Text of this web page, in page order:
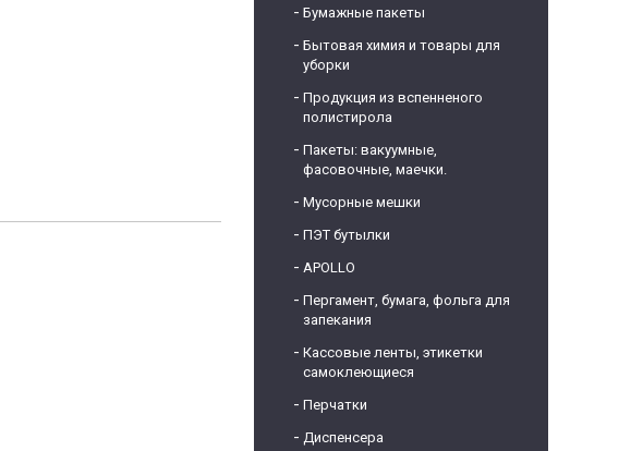
Бумажные пакеты
Бытовая химия и товары для
уборки
Продукция из вспенненого
полистирола
Пакеты: вакуумные,
фасовочные, маечки.
Мусорные мешки
ПЭТ бутылки
APOLLO
Пергамент, бумага, фольга для
запекания
Кассовые ленты, этикетки
самоклеющиеся
Перчатки
Диспенсера